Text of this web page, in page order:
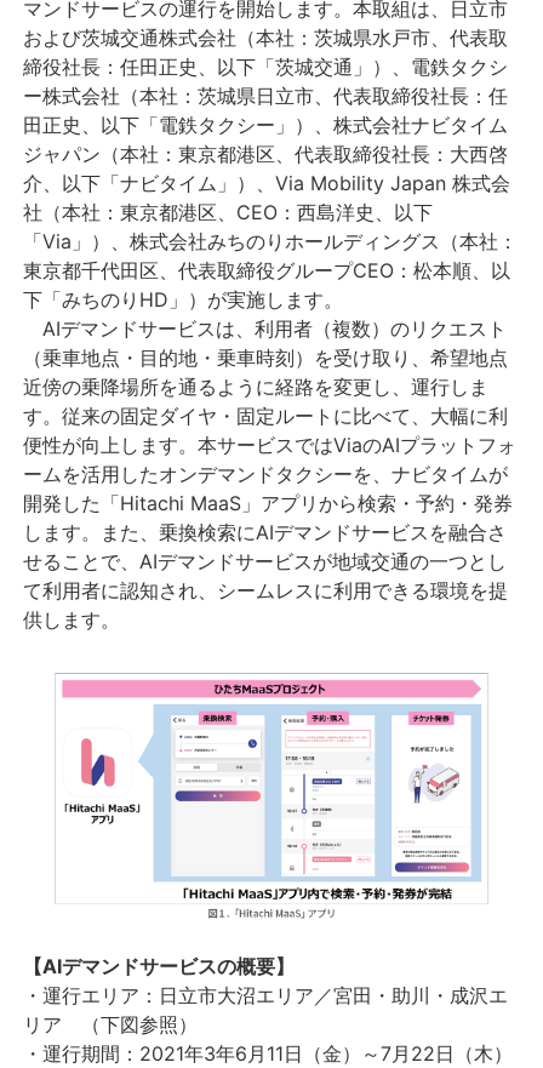
マンドサービスの運行を開始します。本取組は、日立市
および茨城交通株式会社（本社：茨城県水戸市、代表取
締役社長：任田正史、以下「茨城交通」）、電鉄タクシ
ー株式会社（本社：茨城県日立市、代表取締役社長：任
田正史、以下「電鉄タクシー」）、株式会社ナビタイム
ジャパン（本社：東京都港区、代表取締役社長：大西啓
介、以下「ナビタイム」）、Via Mobility Japan 株式会
社（本社：東京都港区、CEO：西島洋史、以下
「Via」）、株式会社みちのりホールディングス（本社：
東京都千代田区、代表取締役グループCEO：松本順、以
下「みちのりHD」）が実施します。
AIデマンドサービスは、利用者（複数）のリクエスト
（乗車地点・目的地・乗車時刻）を受け取り、希望地点
近傍の乗降場所を通るように経路を変更し、運行しま
す。従来の固定ダイヤ・固定ルートに比べて、大幅に利
便性が向上します。本サービスではViaのAIプラットフォ
ームを活用したオンデマンドタクシーを、ナビタイムが
開発した「Hitachi MaaS」アプリから検索・予約・発券
します。また、乗換検索にAIデマンドサービスを融合さ
せることで、AIデマンドサービスが地域交通の一つとし
て利用者に認知され、シームレスに利用できる環境を提
供します。
【AIデマンドサービスの概要】
・運行エリア：日立市大沼エリア／宮田・助川・成沢エ
リア （下図参照）
・運行期間：2021年3年6月11日（金）～7月22日（木）